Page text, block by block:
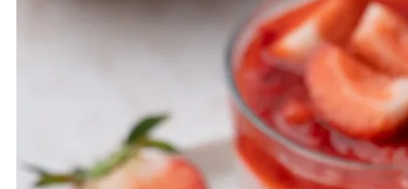
WEGAŃSKIE
WEGETARIAŃSKIE